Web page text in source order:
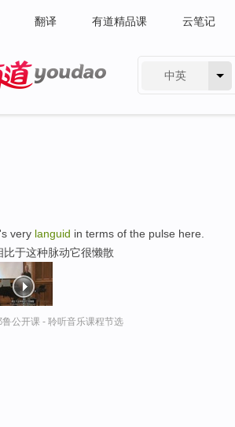
翻译 有道精品课 云笔记
中英
very languid in terms of the pulse here.
比于这种脉动它很懒散
鲁公开课 - 聆听音乐课程节选